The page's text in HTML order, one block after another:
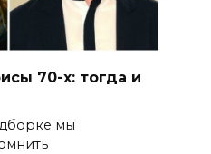
70-х: тогда и
мы